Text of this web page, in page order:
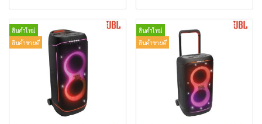
สินค้าใหม่
สินค้าขายดี
สินค้าใหม่
สินค้าขายดี